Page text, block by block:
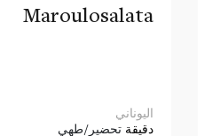
Maroulosalata
اليوناني
دقيقة تحضير/طهي